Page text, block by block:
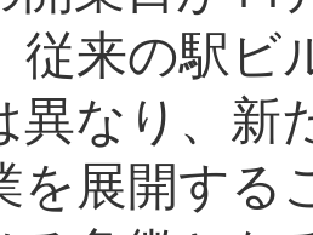
従来の駅ビ
異なり、新
を展開する